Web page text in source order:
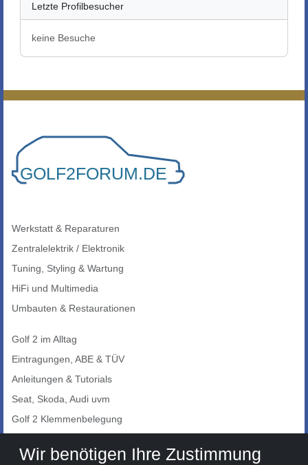
Letzte Profilbesucher
keine Besuche
Werkstatt & Reparaturen
Zentralelektrik / Elektronik
Tuning, Styling & Wartung
HiFi und Multimedia
Umbauten & Restaurationen
Golf 2 im Alltag
Eintragungen, ABE & TÜV
Anleitungen & Tutorials
Seat, Skoda, Audi uvm
Golf 2 Klemmenbelegung
Auto-Showroom
Wir benötigen Ihre Zustimmung